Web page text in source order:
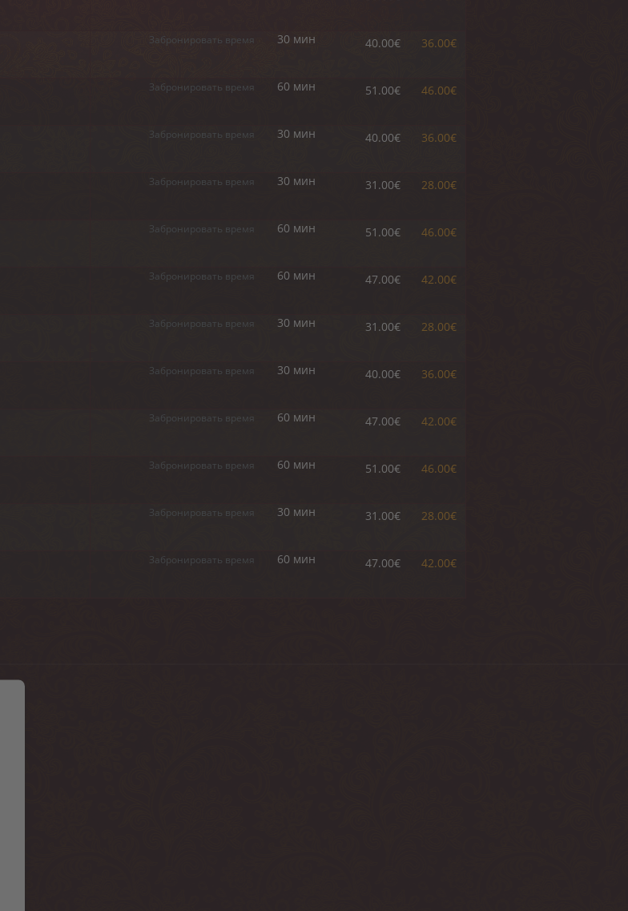
Забронировать время 30 мин 40.00€ 36.00€
Забронировать время 60 мин 51.00€ 46.00€
Забронировать время 30 мин 40.00€ 36.00€
Забронировать время 30 мин 31.00€ 28.00€
Забронировать время 60 мин 51.00€ 46.00€
Забронировать время 60 мин 47.00€ 42.00€
Забронировать время 30 мин 31.00€ 28.00€
Забронировать время 30 мин 40.00€ 36.00€
Забронировать время 60 мин 47.00€ 42.00€
Забронировать время 60 мин 51.00€ 46.00€
Забронировать время 30 мин 31.00€ 28.00€
Забронировать время 60 мин 47.00€ 42.00€